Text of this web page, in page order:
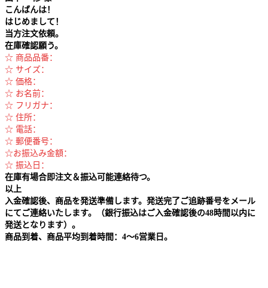
こんばんは！
はじめまして！
当方注文依頼。
在庫確認願う。
☆ 商品品番：
☆ サイズ：
☆ 価格：
☆ お名前：
☆ フリガナ：
☆ 住所：
☆ 電話：
☆ 郵便番号：
☆お振込み金額：
☆ 振込日：
在庫有場合即注文＆振込可能連絡待つ。
以上
入金確認後、商品を発送準備します。発送完了ご追跡番号をメール
にてご連絡いたします。（銀行振込はご入金確認後の48時間以内に
発送となります）。
商品到着、商品平均到着時間：4～6営業日。